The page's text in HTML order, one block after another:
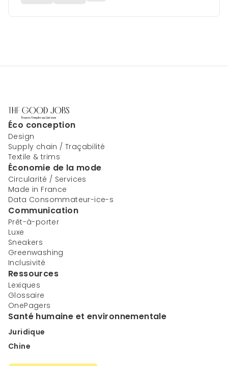
Éco conception
Design
Supply chain / Traçabilité
Textile & trims
Économie de la mode
Circularité / Services
Made in France
Data Consommateur-ice-s
Communication
Prêt-à-porter
Luxe
Sneakers
Greenwashing
Inclusivité
Ressources
Lexiques
Glossaire
OnePagers
Santé humaine et environnementale
Juridique
Chine